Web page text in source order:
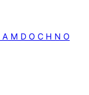
M D O C H N O